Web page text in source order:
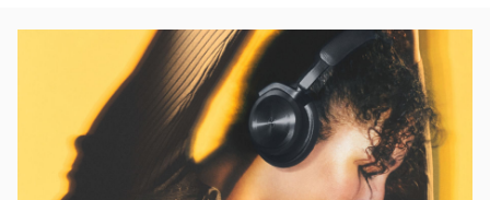
Image de l’événement